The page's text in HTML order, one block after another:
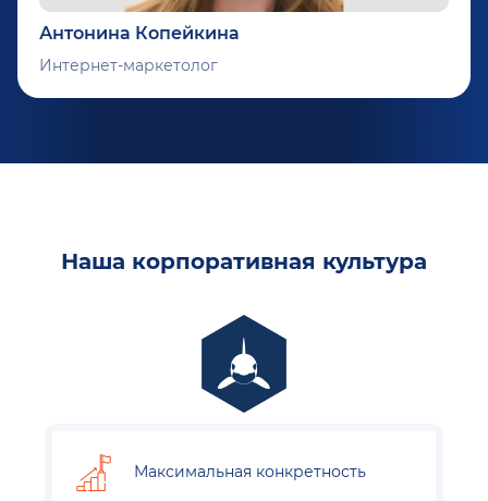
Антонина Копейкина
Интернет-маркетолог
Наша корпоративная культура
Максимальная конкретность